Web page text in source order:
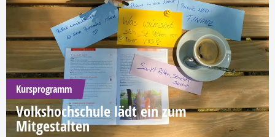
Kursprogramm
Volkshochschule lädt ein zum
Mitgestalten